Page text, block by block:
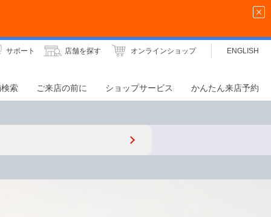
サポート 店舗を探す オンラインショップ ENGLISH
索 ご来店の前に ショップサービス かんたん来店予約